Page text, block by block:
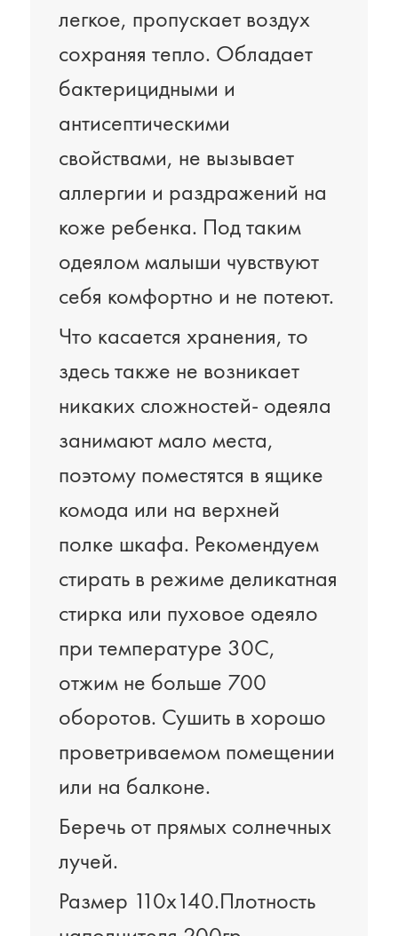
легкое, пропускает воздух
сохраняя тепло. Обладает
бактерицидными и
антисептическими
свойствами, не вызывает
аллергии и раздражений на
коже ребенка. Под таким
одеялом малыши чувствуют
себя комфортно и не потеют.
Что касается хранения, то
здесь также не возникает
никаких сложностей- одеяла
занимают мало места,
поэтому поместятся в ящике
комода или на верхней
полке шкафа. Рекомендуем
стирать в режиме деликатная
стирка или пуховое одеяло
при температуре 30С,
отжим не больше 700
оборотов. Сушить в хорошо
проветриваемом помещении
или на балконе.
Беречь от прямых солнечных
лучей.
Размер 110х140.Плотность